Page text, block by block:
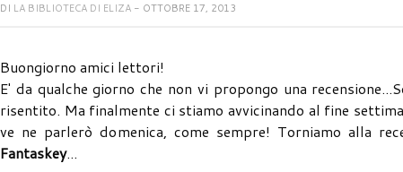
DI LA BIBLIOTECA DI ELIZA - OTTOBRE 17, 2013
Buongiorno amici lettori!
E' da qualche giorno che non vi propongo una
risentito. Ma finalmente ci stiamo avvicinando al fine
ve ne parlerò domenica, come sempre! Torniamo alla
Fantaskey...